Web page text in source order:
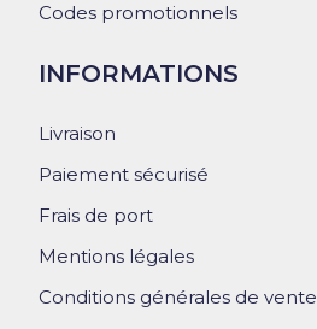
Codes promotionnels
INFORMATIONS
Livraison
Paiement sécurisé
Frais de port
Mentions légales
Conditions générales de vente